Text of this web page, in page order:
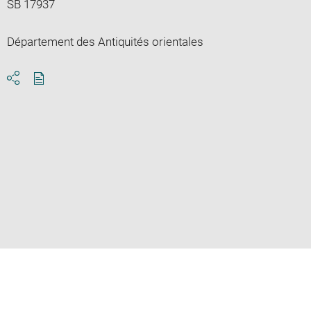
SB 17937
Département des Antiquités orientales